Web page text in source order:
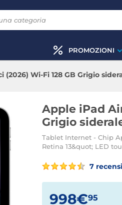
PROMOZIONI
(2026) Wi-Fi 128 GB Grigio
Apple iPad
Grigio
Tablet Internet - Chip
Retina 13&quot; LED
7
998€95